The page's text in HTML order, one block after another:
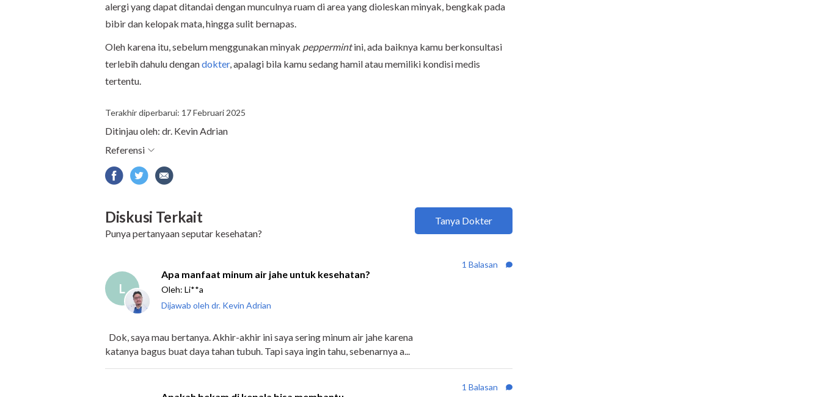
alergi yang dapat ditandai dengan munculnya ruam di area yang dioleskan minyak, bengkak pada
bibir dan kelopak mata, hingga sulit bernapas.
Oleh karena itu, sebelum menggunakan minyak peppermintini, ada baiknya kamu berkonsultasi
terlebih dahulu dengandokter, apalagi bila kamu sedang hamil atau memiliki kondisi medis
tertentu.
Terakhir diperbarui: 17 Februari 2025